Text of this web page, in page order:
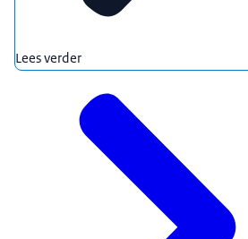
Lees verder